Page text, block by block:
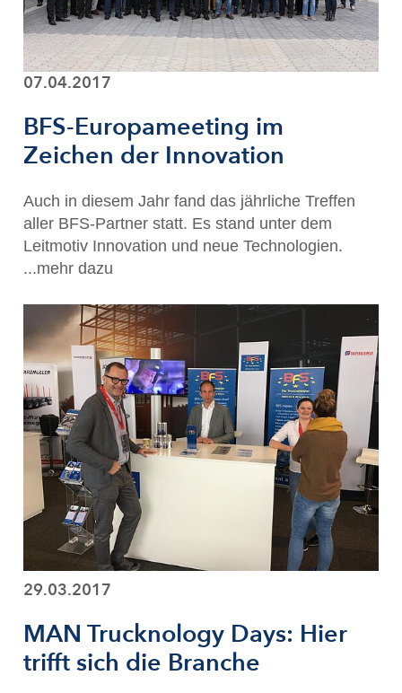
07.04.2017
BFS-Europameeting im
Zeichen der Innovation
Auch in diesem Jahr fand das jährliche Treffen
aller BFS-Partner statt. Es stand unter dem
Leitmotiv Innovation und neue Technologien.
...mehr dazu
29.03.2017
MAN Trucknology Days: Hier
trifft sich die Branche